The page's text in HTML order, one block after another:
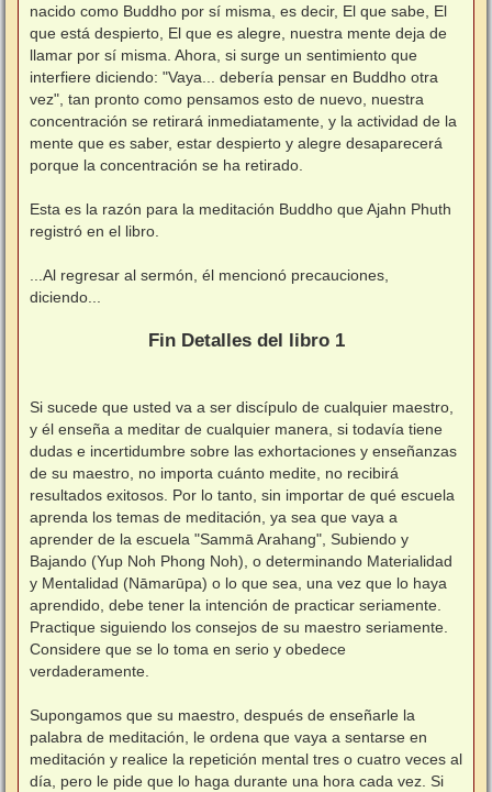
nacido como Buddho por sí misma, es decir, El que sabe, El
que está despierto, El que es alegre, nuestra mente deja de
llamar por sí misma. Ahora, si surge un sentimiento que
interfiere diciendo: "Vaya... debería pensar en Buddho otra
vez", tan pronto como pensamos esto de nuevo, nuestra
concentración se retirará inmediatamente, y la actividad de la
mente que es saber, estar despierto y alegre desaparecerá
porque la concentración se ha retirado.
Esta es la razón para la meditación Buddho que Ajahn Phuth
registró en el libro.
...Al regresar al sermón, él mencionó precauciones,
diciendo...
Fin Detalles del libro 1
Si sucede que usted va a ser discípulo de cualquier maestro,
y él enseña a meditar de cualquier manera, si todavía tiene
dudas e incertidumbre sobre las exhortaciones y enseñanzas
de su maestro, no importa cuánto medite, no recibirá
resultados exitosos. Por lo tanto, sin importar de qué escuela
aprenda los temas de meditación, ya sea que vaya a
aprender de la escuela "Sammā Arahang", Subiendo y
Bajando (Yup Noh Phong Noh), o determinando Materialidad
y Mentalidad (Nāmarūpa) o lo que sea, una vez que lo haya
aprendido, debe tener la intención de practicar seriamente.
Practique siguiendo los consejos de su maestro seriamente.
Considere que se lo toma en serio y obedece
verdaderamente.
Supongamos que su maestro, después de enseñarle la
palabra de meditación, le ordena que vaya a sentarse en
meditación y realice la repetición mental tres o cuatro veces al
día, pero le pide que lo haga durante una hora cada vez. Si